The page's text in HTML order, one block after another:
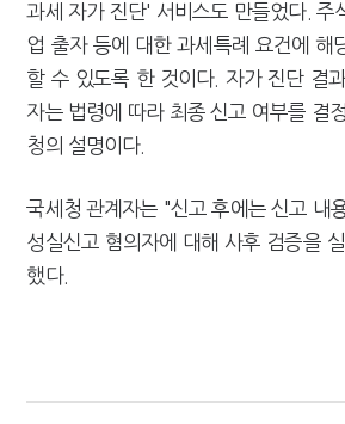
과세 자가 진단' 서비스도 만들었다. 주
업 출자 등에 대한 과세특례 요건에 해
할 수 있도록 한 것이다. 자가 진단 결
자는 법령에 따라 최종 신고 여부를 결
청의 설명이다.
국세청 관계자는 "신고 후에는 신고 내
성실신고 혐의자에 대해 사후 검증을
했다.